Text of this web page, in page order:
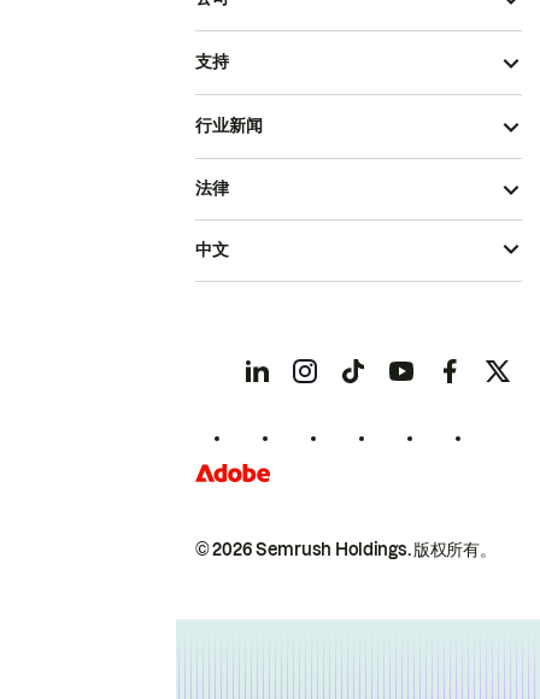
支持
行业新闻
© 2026 Semrush Holdings.版权所有。
法律
中文